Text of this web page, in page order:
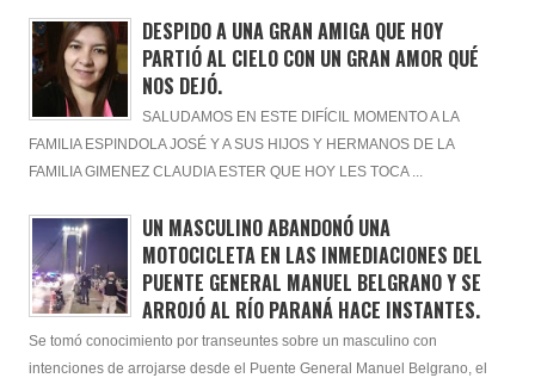
DESPIDO A UNA GRAN AMIGA QUE HOY
PARTIÓ AL CIELO CON UN GRAN AMOR QUÉ
NOS DEJÓ.
SALUDAMOS EN ESTE DIFÍCIL MOMENTO A LA
FAMILIA ESPINDOLA JOSÉ Y A SUS HIJOS Y HERMANOS DE LA
FAMILIA GIMENEZ CLAUDIA ESTER QUE HOY LES TOCA ...
UN MASCULINO ABANDONÓ UNA
MOTOCICLETA EN LAS INMEDIACIONES DEL
PUENTE GENERAL MANUEL BELGRANO Y SE
ARROJÓ AL RÍO PARANÁ HACE INSTANTES.
Se tomó conocimiento por transeuntes sobre un masculino con
intenciones de arrojarse desde el Puente General Manuel Belgrano, el